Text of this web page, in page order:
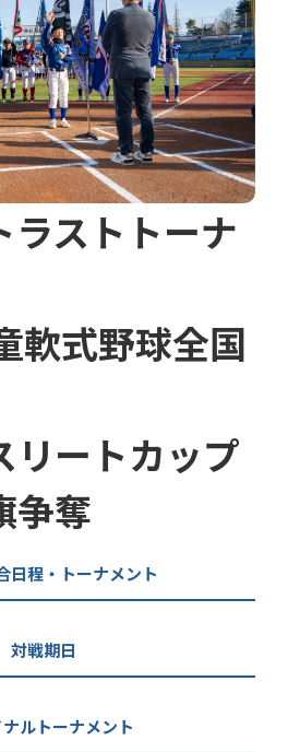
ラストトーナ
軟式野球全国
リートカップ
争奪
日程・トーナメント
対戦期日
ルトーナメント